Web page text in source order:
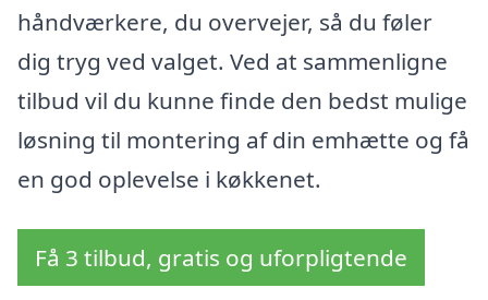
håndværkere, du overvejer, så du føler
dig tryg ved valget. Ved at sammenligne
tilbud vil du kunne finde den bedst mulige
løsning til montering af din emhætte og få
en god oplevelse i køkkenet.
Få 3 tilbud, gratis og uforpligtende